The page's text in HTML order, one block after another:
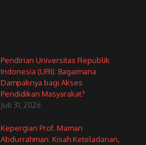
Pendirian Universitas Republik
Indonesia (URI): Bagaimana
Dampaknya bagi Akses
Pendidikan Masyarakat?
Juli 31, 2026
Kepergian Prof. Maman
Abdurrahman: Kisah Keteladanan,